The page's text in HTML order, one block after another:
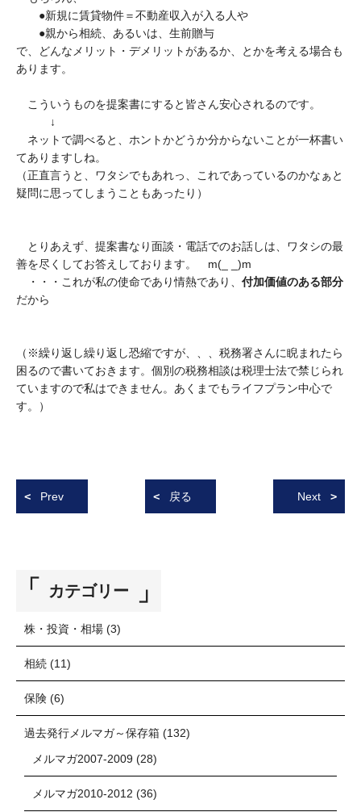
●新規に賃貸物件＝不動産収入が入る人や
●親から相続、あるいは、生前贈与
で、どんなメリット・デメリットがあるか、とかを考える場合も
あります。
こういうものを提案書にすると皆さん安心されるのです。
↓
ネットで調べると、ホントかどうか分からないことが一杯書い
てありますしね。
（正直言うと、ワタシでもあれっ、これであっているのかなぁと
疑問に思ってしまうこともあったり）
とりあえず、提案書なり面談・電話でのお話しは、ワタシの最
善を尽くしてお答えしております。 m(_ _)m
・・・これが私の使命であり情熱であり、 付加価値のある部分
だから
（※繰り返し繰り返し恐縮ですが、、、税務署さんに睨まれたら
困るので書いておきます。個別の税務相談は税理士法で禁じられ
ていますので私はできません。あくまでもライフプラン中心で
す。）
Prev 戻る Next
カテゴリー
株・投資・相場 (3)
相続 (11)
保険 (6)
過去発行メルマガ～保存箱 (132)
メルマガ2007-2009 (28)
メルマガ2010-2012 (36)